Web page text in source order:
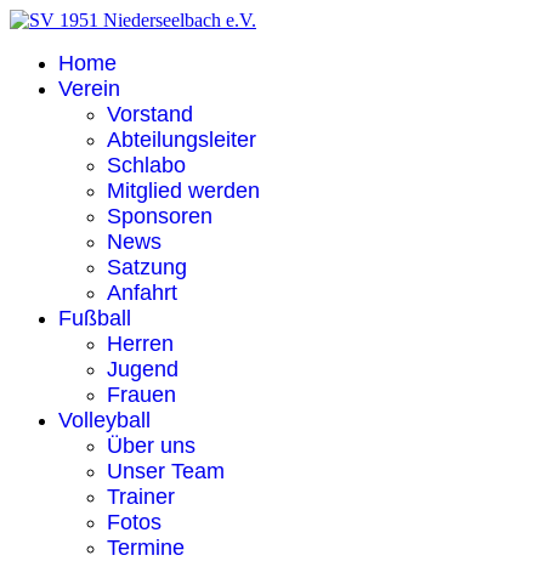
Home
Verein
Vorstand
Abteilungsleiter
Schlabo
Mitglied werden
Sponsoren
News
Satzung
Anfahrt
Fußball
Herren
Jugend
Frauen
Volleyball
Über uns
Unser Team
Trainer
Fotos
Termine